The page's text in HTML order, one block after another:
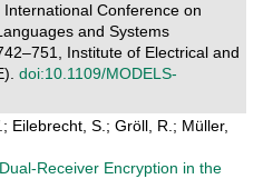
Conference on
and Systems
Institute of Electrical and
doi:10.1109/MODELS-
Eilebrecht, S.; Gröll, R.; Müller,
Receiver Encryption in the